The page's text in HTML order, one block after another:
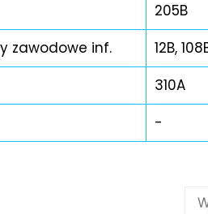
205B
zawodowe inf.
12B,
310A
-